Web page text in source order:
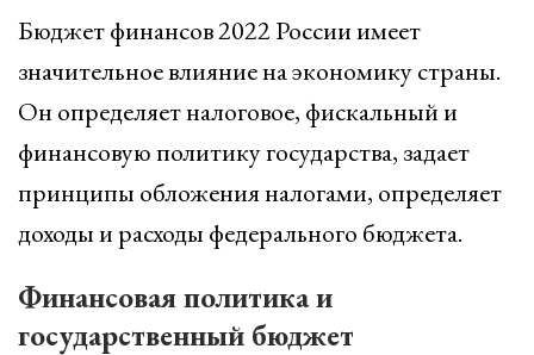
Бюджет финансов 2022 России имеет
значительное влияние на экономику страны.
Он определяет налоговое, фискальный и
финансовую политику государства, задает
принципы обложения налогами, определяет
доходы и расходы федерального бюджета.
Финансовая политика и
государственный бюджет